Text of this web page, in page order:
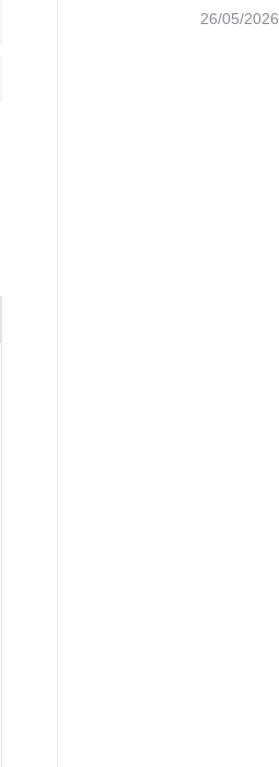
26/05/2026